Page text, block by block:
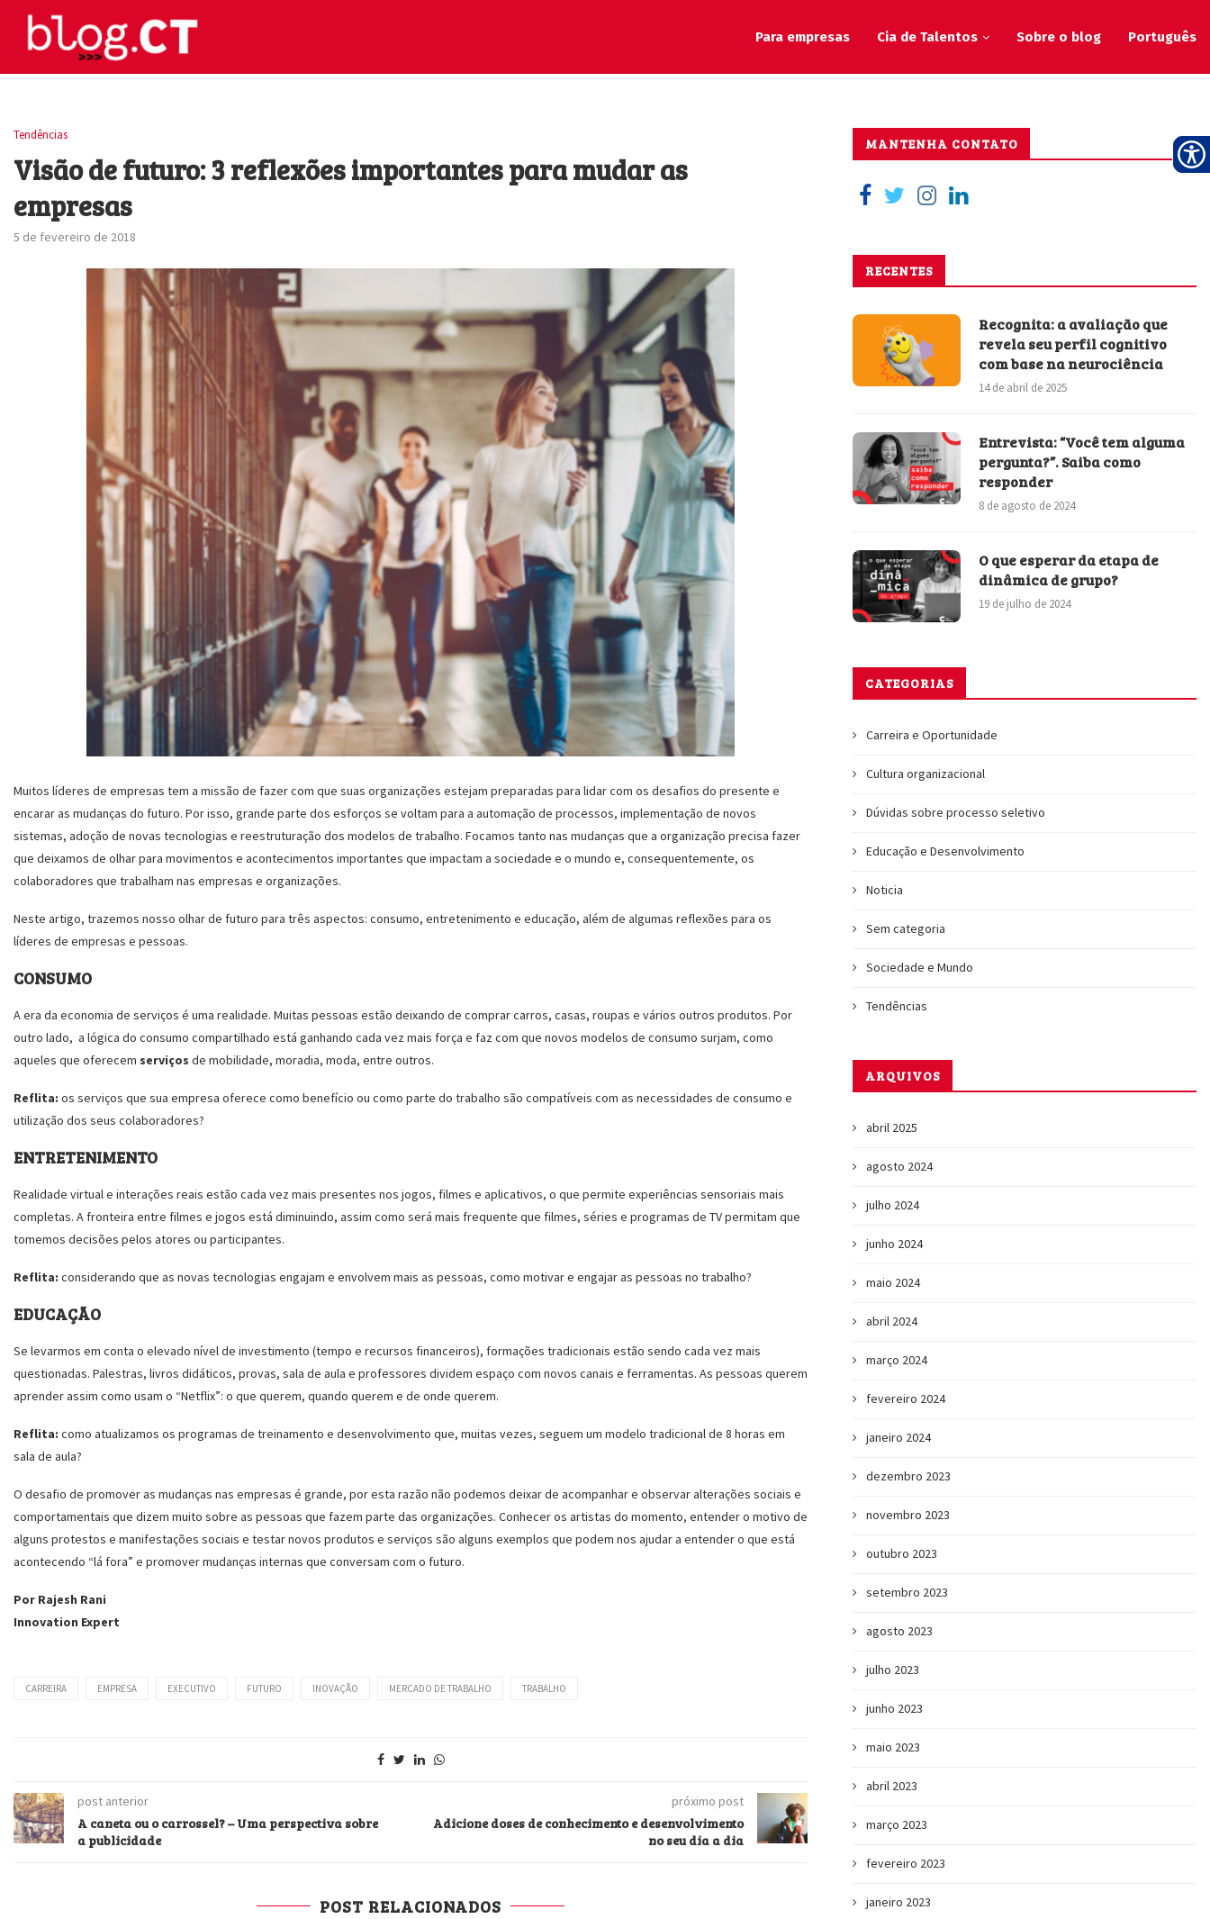
Para empresas Cia de Talentos Sobre o blog Português
Tendências
Visão de futuro: 3 reflexões importantes para mudar as
empresas
5 de fevereiro de 2018
Muitos líderes de empresas tem a missão de fazer com que suas organizações estejam preparadas para lidar com os desafios do presente e
encarar as mudanças do futuro. Por isso, grande parte dos esforços se voltam para a automação de processos, implementação de novos
sistemas, adoção de novas tecnologias e reestruturação dos modelos de trabalho. Focamos tanto nas mudanças que a organização precisa fazer
que deixamos de olhar para movimentos e acontecimentos importantes que impactam a sociedade e o mundo e, consequentemente, os
colaboradores que trabalham nas empresas e organizações.
Neste artigo, trazemos nosso olhar de futuro para três aspectos: consumo, entretenimento e educação, além de algumas reflexões para os
líderes de empresas e pessoas.
CONSUMO
A era da economia de serviços é uma realidade. Muitas pessoas estão deixando de comprar carros, casas, roupas e vários outros produtos. Por
outro lado, a lógica do consumo compartilhado está ganhando cada vez mais força e faz com que novos modelos de consumo surjam, como
aqueles que oferecem serviços de mobilidade, moradia, moda, entre outros.
Reflita: os serviços que sua empresa oferece como benefício ou como parte do trabalho são compatíveis com as necessidades de consumo e
utilização dos seus colaboradores?
ENTRETENIMENTO
Realidade virtual e interações reais estão cada vez mais presentes nos jogos, filmes e aplicativos, o que permite experiências sensoriais mais
completas. A fronteira entre filmes e jogos está diminuindo, assim como será mais frequente que filmes, séries e programas de TV permitam que
tomemos decisões pelos atores ou participantes.
Reflita: considerando que as novas tecnologias engajam e envolvem mais as pessoas, como motivar e engajar as pessoas no trabalho?
EDUCAÇÃO
Se levarmos em conta o elevado nível de investimento (tempo e recursos financeiros), formações tradicionais estão sendo cada vez mais
questionadas. Palestras, livros didáticos, provas, sala de aula e professores dividem espaço com novos canais e ferramentas. As pessoas querem
aprender assim como usam o “Netflix”: o que querem, quando querem e de onde querem.
Reflita: como atualizamos os programas de treinamento e desenvolvimento que, muitas vezes, seguem um modelo tradicional de 8 horas em
sala de aula?
O desafio de promover as mudanças nas empresas é grande, por esta razão não podemos deixar de acompanhar e observar alterações sociais e
comportamentais que dizem muito sobre as pessoas que fazem parte das organizações. Conhecer os artistas do momento, entender o motivo de
alguns protestos e manifestações sociais e testar novos produtos e serviços são alguns exemplos que podem nos ajudar a entender o que está
acontecendo “lá fora” e promover mudanças internas que conversam com o futuro.
Por Rajesh Rani
Innovation Expert
CARREIRA EMPRESA EXECUTIVO FUTURO INOVAÇÃO MERCADO DE TRABALHO TRABALHO
post anterior
A caneta ou o carrossel? – Uma perspectiva sobre
a publicidade
próximo post
Adicione doses de conhecimento e desenvolvimento
no seu dia a dia
POST RELACIONADOS
MANTENHA CONTATO
RECENTES
Recognita: a avaliação que
revela seu perfil cognitivo
com base na neurociência
14 de abril de 2025
Entrevista: “Você tem alguma
pergunta?”. Saiba como
responder
8 de agosto de 2024
O que esperar da etapa de
dinâmica de grupo?
19 de julho de 2024
CATEGORIAS
Carreira e Oportunidade
Cultura organizacional
Dúvidas sobre processo seletivo
Educação e Desenvolvimento
Noticia
Sem categoria
Sociedade e Mundo
Tendências
ARQUIVOS
abril 2025
agosto 2024
julho 2024
junho 2024
maio 2024
abril 2024
março 2024
fevereiro 2024
janeiro 2024
dezembro 2023
novembro 2023
outubro 2023
setembro 2023
agosto 2023
julho 2023
junho 2023
maio 2023
abril 2023
março 2023
fevereiro 2023
janeiro 2023